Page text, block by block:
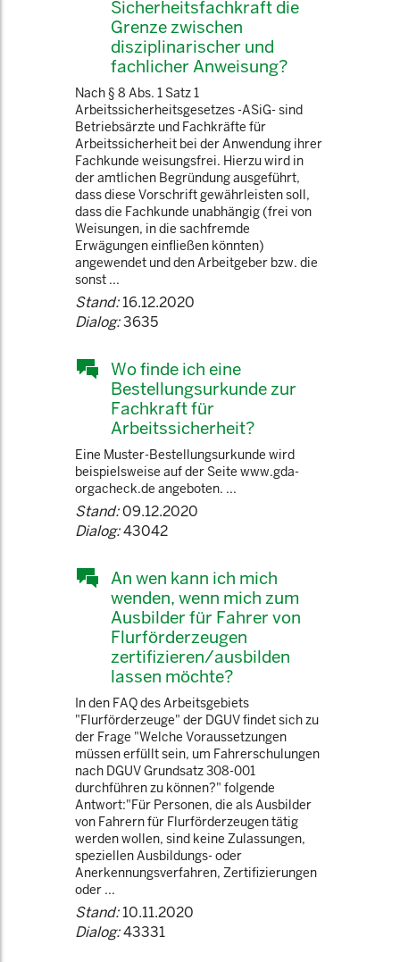
Sicherheitsfachkraft die
Grenze zwischen
disziplinarischer und
fachlicher Anweisung?
Nach § 8 Abs. 1 Satz 1
Arbeitssicherheitsgesetzes -ASiG- sind
Betriebsärzte und Fachkräfte für
Arbeitssicherheit bei der Anwendung ihrer
Fachkunde weisungsfrei. Hierzu wird in
der amtlichen Begründung ausgeführt,
dass diese Vorschrift gewährleisten soll,
dass die Fachkunde unabhängig (frei von
Weisungen, in die sachfremde
Erwägungen einfließen könnten)
angewendet und den Arbeitgeber bzw. die
sonst ...
Stand:16.12.2020
Dialog:3635
Wo finde ich eine
Bestellungsurkunde zur
Fachkraft für
Arbeitssicherheit?
Eine Muster-Bestellungsurkunde wird
beispielsweise auf der Seite www.gda-
orgacheck.de angeboten. ...
Stand:09.12.2020
Dialog:43042
An wen kann ich mich
wenden, wenn mich zum
Ausbilder für Fahrer von
Flurförderzeugen
zertifizieren/ausbilden
lassen möchte?
In den FAQ des Arbeitsgebiets
"Flurförderzeuge" der DGUV findet sich zu
der Frage "Welche Voraussetzungen
müssen erfüllt sein, um Fahrerschulungen
nach DGUV Grundsatz 308-001
durchführen zu können?" folgende
Antwort:"Für Personen, die als Ausbilder
von Fahrern für Flurförderzeugen tätig
werden wollen, sind keine Zulassungen,
speziellen Ausbildungs- oder
Anerkennungsverfahren, Zertifizierungen
oder ...
Stand:10.11.2020
Dialog:43331